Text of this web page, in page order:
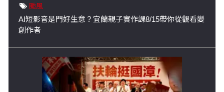
颱風
AI短影音是門好生意？宜蘭親子實作課8/15帶你從觀看變
創作者